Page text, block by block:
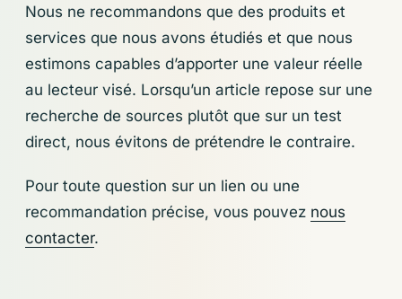
Nous ne recommandons que des produits et
services que nous avons étudiés et que nous
estimons capables d’apporter une valeur réelle
au lecteur visé. Lorsqu’un article repose sur une
recherche de sources plutôt que sur un test
direct, nous évitons de prétendre le contraire.
Pour toute question sur un lien ou une
recommandation précise, vous pouvez nous
contacter.